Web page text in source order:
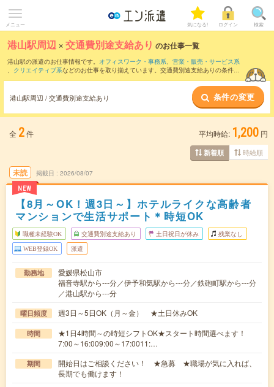
メニュー 気になる! ログイン 検索
港山駅周辺 ×交通費別途支給あり のお仕事一覧
港山駅の派遣のお仕事情報です。 オフィスワーク・事務系、 営業・販売・サービス系
、 クリエイティブ系などのお仕事を取り揃えています。交通費別途支給ありの条件の
港山駅周辺 / 交通費別途支給あり 条件の変更
全 2件 平均時給: 1,200 円
新着順 時給順
未読
NEW
掲載日 2026/08/07
【8月～OK！週3日～】ホテルライクな高齢者
マンションで生活サポート＊時短OK
職種未経験OK 交通費別途支給あり 土日祝日が休み 残業なし
WEB登録OK 派遣
勤務地
愛媛県松山市
福音寺駅から---分／伊予和気駅から---分／鉄砲町駅から---分
／港山駅から---分
曜日頻度 週3日～5日OK（月～金） ★土日休みOK
時間
★1日4時間～の時短シフトOK★スタート時間選べます！
7:00～16:009:00～17:0011:…
期間
開始日はご相談ください！ ★急募 ★職場が気に入れば、
長期でも働けます！